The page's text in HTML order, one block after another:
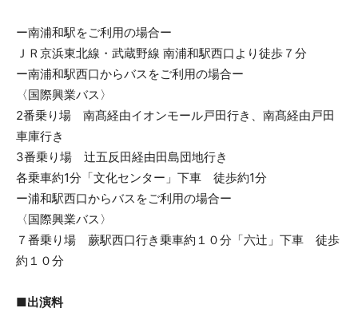
ー南浦和駅をご利用の場合ー
ＪＲ京浜東北線・武蔵野線 南浦和駅西口より徒歩７分
ー南浦和駅西口からバスをご利用の場合ー
〈国際興業バス〉
2番乗り場 南髙経由イオンモール戸田行き、南髙経由戸田
車庫行き
3番乗り場 辻五反田経由田島団地行き
各乗車約1分「文化センター」下車 徒歩約1分
ー浦和駅西口からバスをご利用の場合ー
〈国際興業バス〉
７番乗り場 蕨駅西口行き乗車約１０分「六辻」下車 徒歩
約１０分
■出演料